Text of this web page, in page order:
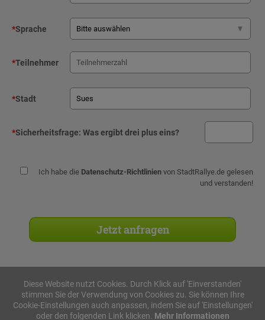
*Sprache
*Teilnehmer
*Stadt
*Sicherheitsfrage: Was ergibt drei plus eins?
Ich habe die Datenschutz-Richtlinien von StadtRallye.de gelesen
und verstanden!
Stadtrallyes
iPad Rallye
Diese Website nutzt Cookies. Durch Klick auf 'Einverstanden'
stimmen Sie der Verwendung von Cookies zu. Sie können Ihre
Cookie-Einstellungen auch anpassen, indem Sie auf 'Einstellungen'
oder den folgenden Link klicken. Mehr Informationen